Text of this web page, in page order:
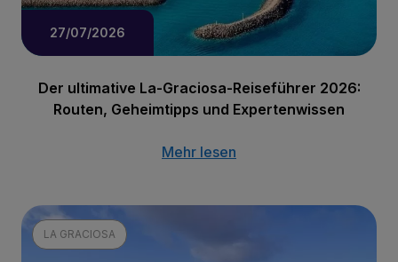
27/07/2026
Der ultimative La-Graciosa-Reiseführer 2026:
Routen, Geheimtipps und Expertenwissen
Mehr lesen
LA GRACIOSA